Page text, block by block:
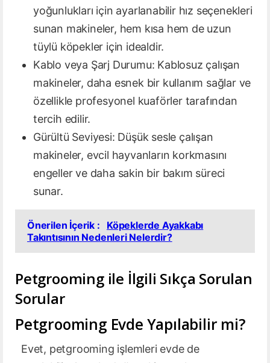
yoğunlukları için ayarlanabilir hız seçenekleri
sunan makineler, hem kısa hem de uzun
tüylü köpekler için idealdir.
Kablo veya Şarj Durumu: Kablosuz çalışan
makineler, daha esnek bir kullanım sağlar ve
özellikle profesyonel kuaförler tarafından
tercih edilir.
Gürültü Seviyesi: Düşük sesle çalışan
makineler, evcil hayvanların korkmasını
engeller ve daha sakin bir bakım süreci
sunar.
Önerilen İçerik :
Köpeklerde Ayakkabı
Takıntısının Nedenleri Nelerdir?
Petgrooming ile İlgili Sıkça Sorulan
Sorular
Petgrooming Evde Yapılabilir mi?
Evet, petgrooming işlemleri evde de